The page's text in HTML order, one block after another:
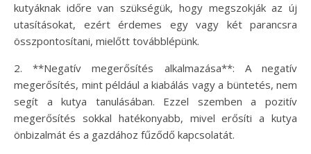
kutyáknak időre van szükségük, hogy megszokják az új
utasításokat, ezért érdemes egy vagy két parancsra
összpontosítani, mielőtt továbblépünk.
2. **Negatív megerősítés alkalmazása**: A negatív
megerősítés, mint például a kiabálás vagy a büntetés, nem
segít a kutya tanulásában. Ezzel szemben a pozitív
megerősítés sokkal hatékonyabb, mivel erősíti a kutya
önbizalmát és a gazdához fűződő kapcsolatát.